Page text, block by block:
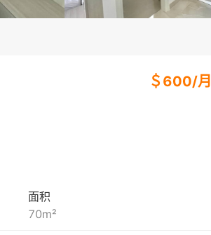
＄ 600/月
面积
70m²